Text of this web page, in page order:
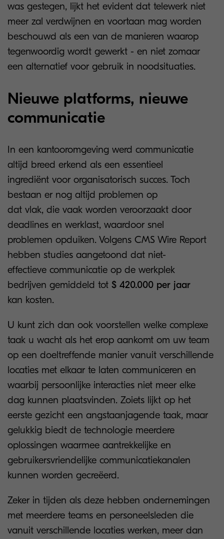
was gestegen, lijkt het evident dat telewerk niet
meer zal verdwijnen en voortaan mag worden
beschouwd als een van de manieren waarop
tegenwoordig wordt gewerkt - en niet zomaar
een alternatief voor gebruik in noodsituaties.
Nieuwe platforms, nieuwe
communicatie
In een kantooromgeving werd communicatie
altijd breed erkend als een essentieel
ingrediënt voor organisatorisch succes. Toch
bestaan er nog altijd problemen op
dat vlak, die vaak worden veroorzaakt door
deadlines en werklast, waardoor snel
problemen opduiken. Volgens CMS Wire Report
hebben studies aangetoond dat niet-
effectieve communicatie op de werkplek
bedrijven gemiddeld tot $ 420.000 per jaar
kan kosten.
U kunt zich dan ook voorstellen welke complexe
taak u wacht als het erop aankomt om uw team
op een doeltreffende manier vanuit verschillende
locaties met elkaar te laten communiceren en
waarbij persoonlijke interacties niet meer elke
dag kunnen plaatsvinden. Zoiets lijkt op het
eerste gezicht een angstaanjagende taak, maar
gelukkig biedt de technologie meerdere
oplossingen waarmee aantrekkelijke en
gebruikersvriendelijke communicatiekanalen
kunnen worden gecreëerd.
Zeker in tijden als deze hebben ondernemingen
met meerdere teams en personeelsleden die
vanuit verschillende locaties werken, meer dan